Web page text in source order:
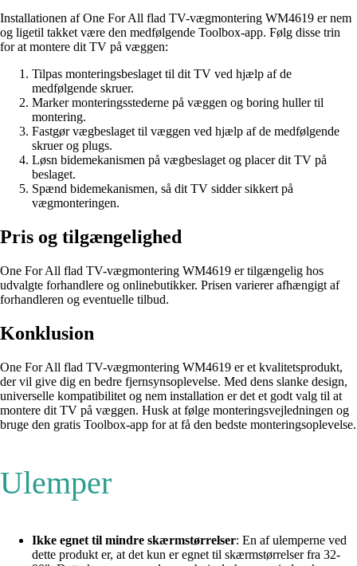
Installationen af One For All flad TV-vægmontering WM4619 er nem
og ligetil takket være den medfølgende Toolbox-app. Følg disse trin
for at montere dit TV på væggen:
Tilpas monteringsbeslaget til dit TV ved hjælp af de
medfølgende skruer.
Marker monteringsstederne på væggen og boring huller til
montering.
Fastgør vægbeslaget til væggen ved hjælp af de medfølgende
skruer og plugs.
Løsn bidemekanismen på vægbeslaget og placer dit TV på
beslaget.
Spænd bidemekanismen, så dit TV sidder sikkert på
vægmonteringen.
Pris og tilgængelighed
One For All flad TV-vægmontering WM4619 er tilgængelig hos
udvalgte forhandlere og onlinebutikker. Prisen varierer afhængigt af
forhandleren og eventuelle tilbud.
Konklusion
One For All flad TV-vægmontering WM4619 er et kvalitetsprodukt,
der vil give dig en bedre fjernsynsoplevelse. Med dens slanke design,
universelle kompatibilitet og nem installation er det et godt valg til at
montere dit TV på væggen. Husk at følge monteringsvejledningen og
bruge den gratis Toolbox-app for at få den bedste monteringsoplevelse.
Ulemper
Ikke egnet til mindre skærmstørrelser: En af ulemperne ved
dette produkt er, at det kun er egnet til skærmstørrelser fra 32-